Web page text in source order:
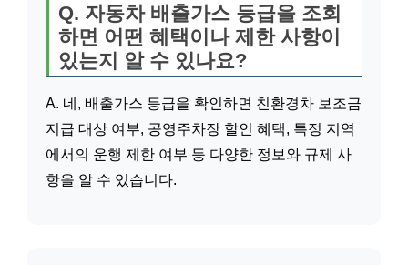
Q. 자동차 배출가스 등급을 조회
하면 어떤 혜택이나 제한 사항이
있는지 알 수 있나요?
A. 네, 배출가스 등급을 확인하면 친환경차 보조금
지급 대상 여부, 공영주차장 할인 혜택, 특정 지역
에서의 운행 제한 여부 등 다양한 정보와 규제 사
항을 알 수 있습니다.